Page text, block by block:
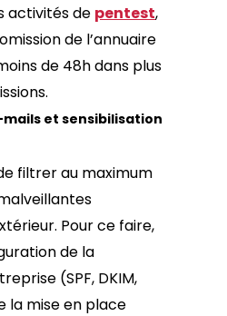
activités de pentest,
de l’annuaire
de 48h dans plus
et sensibilisation
filtrer au maximum
Pour ce faire,
de la
(SPF, DKIM,
la mise en place